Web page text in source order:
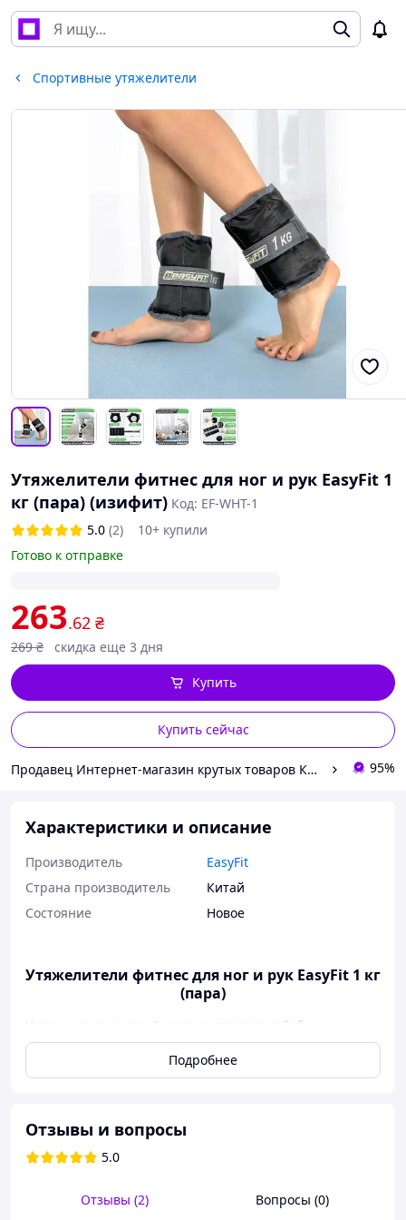
Спортивные утяжелители
Утяжелители фитнес для ног и рук EasyFit 1
кг (пара) (изифит) Код: EF-WHT-1
5.0 (2)
10+ купили
Готово к отправке
263.62 ₴
269 ₴ скидка еще 3 дня
Купить сейчас
Купить
Продавец Интернет-магазин крутых товаров КРУТО! 95%
Характеристики и описание
Производитель
EasyFit
Страна производитель
Китай
Состояние
Новое
Утяжелители фитнес для ног и рук EasyFit 1 кг
(пара)
Утяжелитель весом 1 кг представляет собой
универсальный спортивный аксессуар, который может
значительно улучшить качество тренировок и помочь
достичь разнообразных целей в фитнесе и спорте.
специально пропитанная ткань "Оксфорд",
выделяющаяся не только высочайшей прочностью, но
и непревзойденной стойкостью к износу. Каждый шов
обеспечивая уникальную долговечность изделия.
Подробнее
Отзывы и вопросы
5.0
Отзывы (2) Вопросы (0)